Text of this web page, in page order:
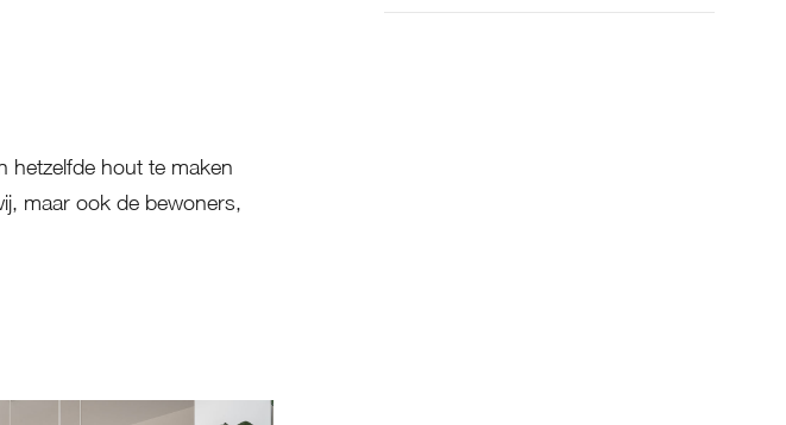
hetzelfde hout te maken
maar ook de bewoners,